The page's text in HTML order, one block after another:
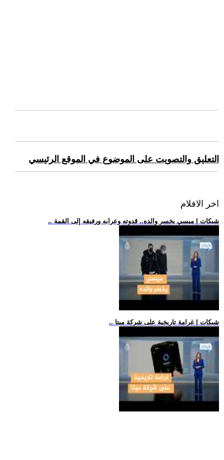
التعليق والتصويت على الموضوع في الموقع الرئيسي
اخر الافلام
.. شبكات | ميسي يخسر والده.. قدوته وعرابه ورفيقه إلى القمة
.. شبكات | غرامة تاريخية على شركة ميتا